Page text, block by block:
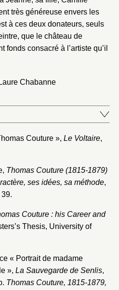
très généreuse envers les
à ces deux donateurs, seuls
que le château de
fonds consacré à l’artiste qu’il
Chabanne
Couture », Le Voltaire,
Thomas Couture (1815-1879)
ses idées, sa méthode,
Couture : his Career and
Thesis, University of
« Portrait de madame
», La Sauvegarde de Senlis,
Thomas Couture, 1815-1879,
où ajouter la
Fermer